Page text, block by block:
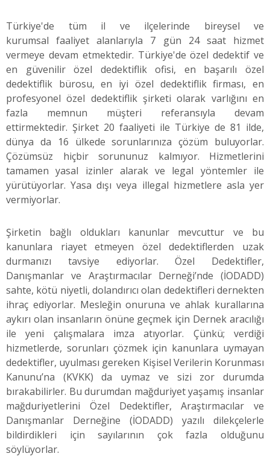
Türkiye'de tüm il ve ilçelerinde bireysel ve
kurumsal faaliyet alanlarıyla 7 gün 24 saat hizmet
vermeye devam etmektedir. Türkiye'de özel dedektif ve
en güvenilir özel dedektiflik ofisi, en başarılı özel
dedektiflik bürosu, en iyi özel dedektiflik firması, en
profesyonel özel dedektiflik şirketi olarak varlığını en
fazla memnun müşteri referansıyla devam
ettirmektedir. Şirket 20 faaliyeti ile Türkiye de 81 ilde,
dünya da 16 ülkede sorunlarınıza çözüm buluyorlar.
Çözümsüz hiçbir sorununuz kalmıyor. Hizmetlerini
tamamen yasal izinler alarak ve legal yöntemler ile
yürütüyorlar. Yasa dışı veya illegal hizmetlere asla yer
vermiyorlar.
Şirketin bağlı oldukları kanunlar mevcuttur ve bu
kanunlara riayet etmeyen özel dedektiflerden uzak
durmanızı tavsiye ediyorlar. Özel Dedektifler,
Danışmanlar ve Araştırmacılar Derneği’nde (İODADD)
sahte, kötü niyetli, dolandırıcı olan dedektifleri dernekten
ihraç ediyorlar. Mesleğin onuruna ve ahlak kurallarına
aykırı olan insanların önüne geçmek için Dernek aracılığı
ile yeni çalışmalara imza atıyorlar. Çünkü; verdiği
hizmetlerde, sorunları çözmek için kanunlara uymayan
dedektifler, uyulması gereken Kişisel Verilerin Korunması
Kanunu’na (KVKK) da uymaz ve sizi zor durumda
bırakabilirler. Bu durumdan mağduriyet yaşamış insanlar
mağduriyetlerini Özel Dedektifler, Araştırmacılar ve
Danışmanlar Derneğine (İODADD) yazılı dilekçelerle
bildirdikleri için sayılarının çok fazla olduğunu
söylüyorlar.